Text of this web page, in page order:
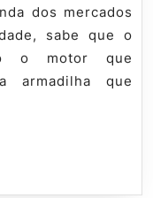
em
no
sabe que o
o motor que
armadilha que